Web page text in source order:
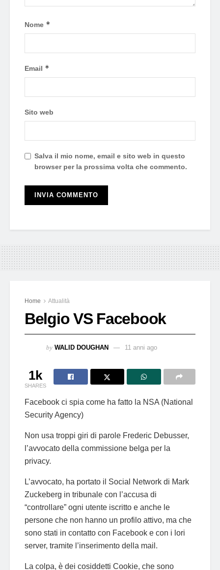
Nome *
Email *
Sito web
Salva il mio nome, email e sito web in questo
browser per la prossima volta che commento.
Home Attualità
Belgio VS Facebook
by WALID DOUGHAN 11 anni ago
1k
SHARES
Facebook ci spia come ha fatto la NSA (National
Security Agency)
Non usa troppi giri di parole Frederic Debusser,
l’avvocato della commissione belga per la
privacy.
L’avvocato, ha portato il Social Network di Mark
Zuckeberg in tribunale con l’accusa di
“controllare” ogni utente iscritto e anche le
persone che non hanno un profilo attivo, ma che
sono stati in contatto con Facebook e con i lori
server, tramite l’inserimento della mail.
La colpa, è dei cosiddetti Cookie, che sono